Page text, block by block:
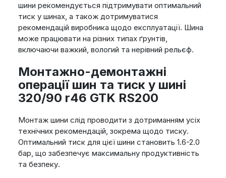
шини рекомендується підтримувати оптимальний
тиск у шинах, а також дотримуватися
рекомендацій виробника щодо експлуатації. Шина
може працювати на різних типах ґрунтів,
включаючи важкий, вологий та нерівний рельєф.
Монтажно-демонтажні
операції шин та тиск у шині
320/90 r46 GTK RS200
Монтаж шини слід проводити з дотриманням усіх
технічних рекомендацій, зокрема щодо тиску.
Оптимальний тиск для цієї шини становить 1.6-2.0
бар, що забезпечує максимальну продуктивність
та безпеку.